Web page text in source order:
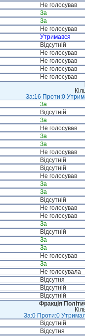
Не голосував
За
За
Не голосував
Утримався
Відсутній
Не голосував
Не голосував
Не голосував
Не голосував
За:16 Проти:0
За
Відсутній
За
Не голосував
За
За
Не голосував
Відсутній
Відсутній
Не голосував
За
За
Відсутній
Не голосував
Не голосував
За
Відсутній
За
За
Не голосував
За
Не голосувала
Відсутня
Відсутній
Відсутній
Фракція
За:0 Проти:0
Відсутній
Відсутня